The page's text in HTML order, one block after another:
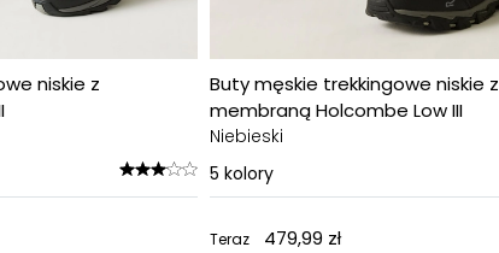
niskie z
Buty męskie trekkingowe niskie z
membraną Holcombe Low III
Niebieski
5 kolory
Teraz 479,99 zł